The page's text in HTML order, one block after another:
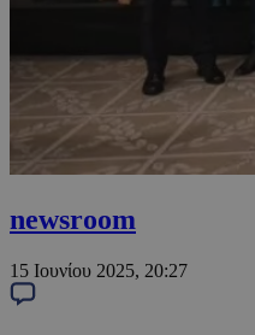
newsroom
15 Ιουνίου 2025, 20:27